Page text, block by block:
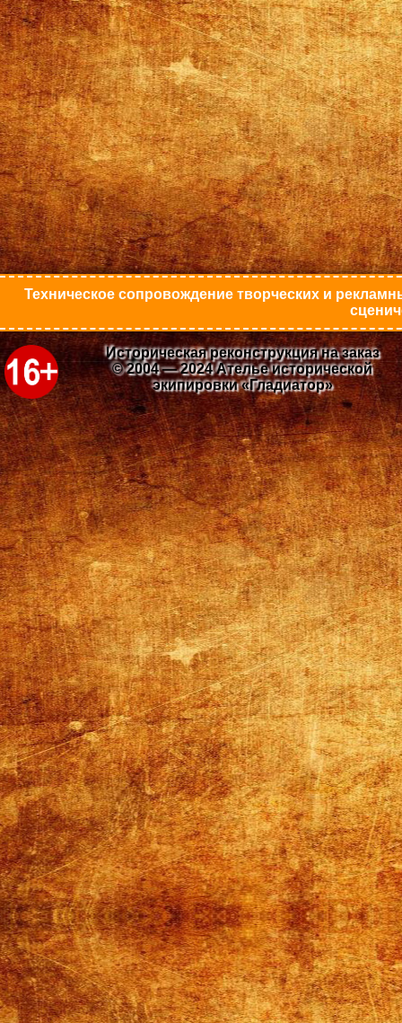
Техническое сопровождение творческих и
Историческая реконструкция на заказ
© 2004 — 2024 Ателье исторической
экипировки «Гладиатор»